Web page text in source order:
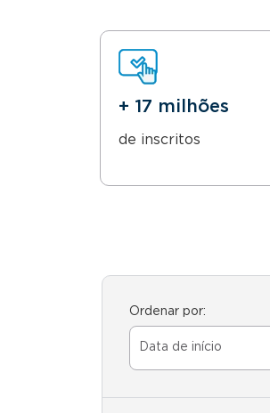
+ 17 milhões
de inscritos
Ordenar por: